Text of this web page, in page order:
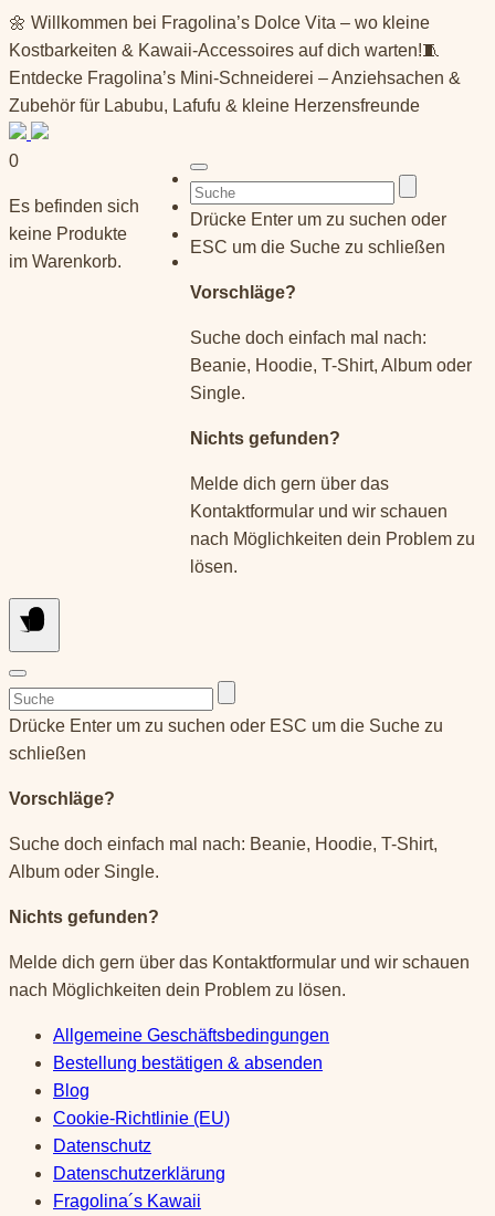
Springe
zum
Inhalt
🌼 Willkommen bei Fragolina’s Dolce Vita – wo kleine
Kostbarkeiten & Kawaii-Accessoires auf dich warten!🧵
Entdecke Fragolina’s Mini-Schneiderei – Anziehsachen &
Zubehör für Labubu, Lafufu & kleine Herzensfreunde
0
Es befinden sich
keine Produkte
im Warenkorb.
Suchen
nach:
Drücke Enter um zu suchen oder
ESC um die Suche zu schließen
Vorschläge?
Suche doch einfach mal nach:
Beanie, Hoodie, T-Shirt, Album oder
Single.
Nichts gefunden?
Melde dich gern über das
Kontaktformular und wir schauen
nach Möglichkeiten dein Problem zu
lösen.
Suchen
nach:
Drücke Enter um zu suchen oder ESC um die Suche zu
schließen
Vorschläge?
Suche doch einfach mal nach: Beanie, Hoodie, T-Shirt,
Album oder Single.
Nichts gefunden?
Melde dich gern über das Kontaktformular und wir schauen
nach Möglichkeiten dein Problem zu lösen.
Allgemeine Geschäftsbedingungen
Bestellung bestätigen & absenden
Blog
Cookie-Richtlinie (EU)
Datenschutz
Datenschutzerklärung
Fragolina´s Kawaii